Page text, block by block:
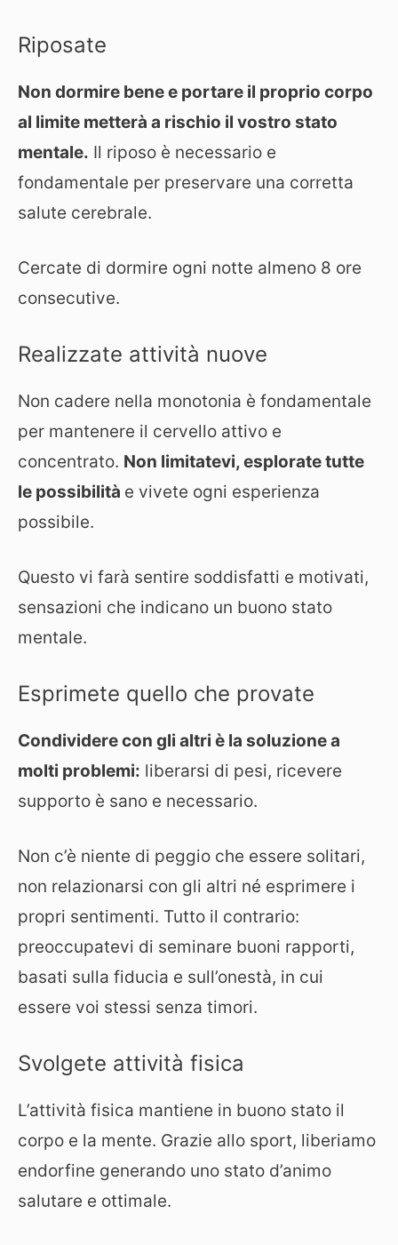
Riposate
Non dormire bene e portare il proprio corpo
al limite metterà a rischio il vostro stato
mentale. Il riposo è necessario e
fondamentale per preservare una corretta
salute cerebrale.
Cercate di dormire ogni notte almeno 8 ore
consecutive.
Realizzate attività nuove
Non cadere nella monotonia è fondamentale
per mantenere il cervello attivo e
concentrato. Non limitatevi, esplorate tutte
le possibilità e vivete ogni esperienza
possibile.
Questo vi farà sentire soddisfatti e motivati,
sensazioni che indicano un buono stato
mentale.
Esprimete quello che provate
Condividere con gli altri è la soluzione a
molti problemi: liberarsi di pesi, ricevere
supporto è sano e necessario.
Non c’è niente di peggio che essere solitari,
non relazionarsi con gli altri né esprimere i
propri sentimenti. Tutto il contrario:
preoccupatevi di seminare buoni rapporti,
basati sulla fiducia e sull’onestà, in cui
essere voi stessi senza timori.
Svolgete attività fisica
L’attività fisica mantiene in buono stato il
corpo e la mente. Grazie allo sport, liberiamo
endorfine generando uno stato d’animo
salutare e ottimale.